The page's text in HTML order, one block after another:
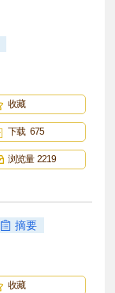
收藏
下载 675
浏览量 2219
摘要
收藏